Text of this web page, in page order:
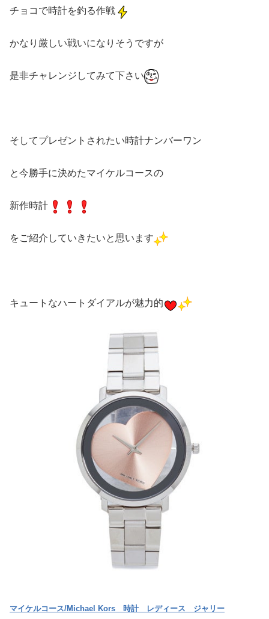
チョコで時計を釣る作戦
かなり厳しい戦いになりそうですが
是非チャレンジしてみて下さい
そしてプレゼントされたい時計ナンバーワン
と今勝手に決めたマイケルコースの
新作時計
をご紹介していきたいと思います
キュートなハートダイアルが魅力的
マイケルコース/Michael Kors 時計 レディース ジャリー